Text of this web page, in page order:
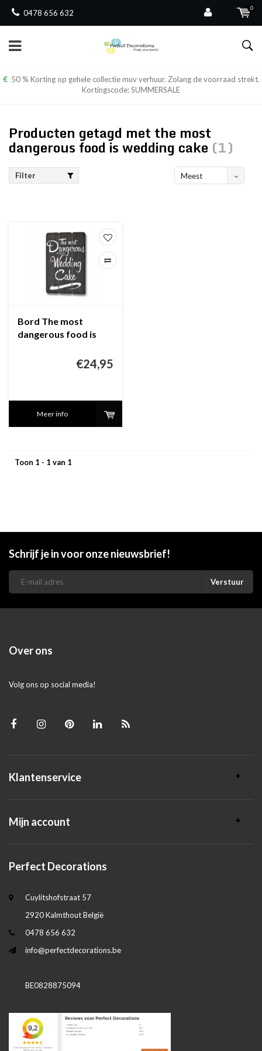
0478 656 632
0
50 % Korting op gehele collectie muv verhuur. Zolang de voorraad strekt.
Kortingscode: SUMMERSALE
Producten getagd met the most
dangerous food is wedding cake (1)
Filter
Meest
Bord The most
dangerous food is
€24,95
Meer info
Toon 1 - 1 van 1
Schrijf je in voor onze nieuwsbrief!
Verstuur
Over ons
Volg ons op social media!
Klantenservice
Mijn account
Perfect Decorations
Cuylitshofstraat 57
2920 Kalmthout België
0478 656 632
info@perfectdecorations.be
BE0828875094